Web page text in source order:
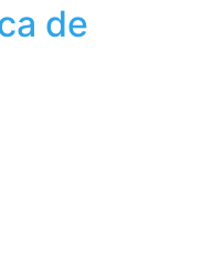
de